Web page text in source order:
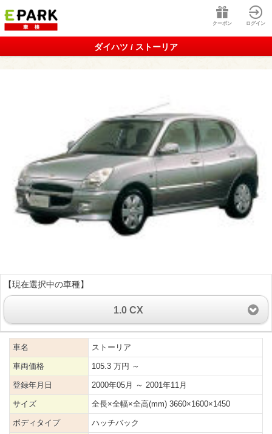
クーポン ログイン
ダイハツ / ストーリア
【現在選択中の車種】
1.0 CX
車名 ストーリア
車両価格 105.3 万円 ～
登録年月日 2000年05月 ～ 2001年11月
サイズ 全長×全幅×全高(mm) 3660×1600×1450
ボディタイプ ハッチバック